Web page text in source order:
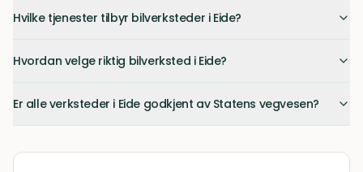
Hvilke tjenester tilbyr bilverksteder i Eide?
Hvordan velge riktig bilverksted i Eide?
Er alle verksteder i Eide godkjent av Statens vegvesen?